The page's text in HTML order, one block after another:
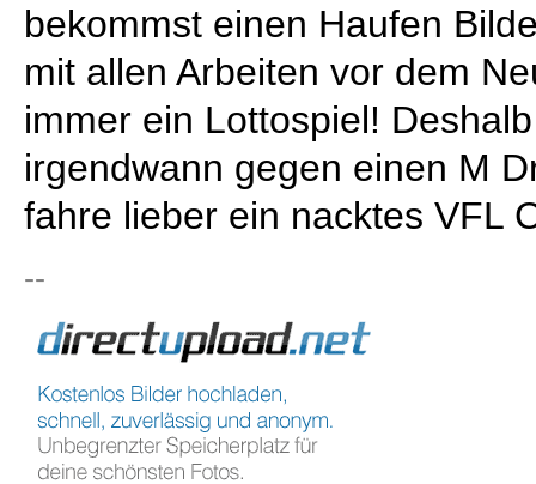
bekommst einen Haufen
mit allen Arbeiten vor dem
immer ein Lottospiel!
irgendwann gegen einen M
fahre lieber ein nacktes VFL
--